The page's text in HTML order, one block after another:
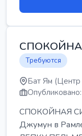
Требуются
Бат Ям (Центр
СПОКОЙНАЯ
Джумун в